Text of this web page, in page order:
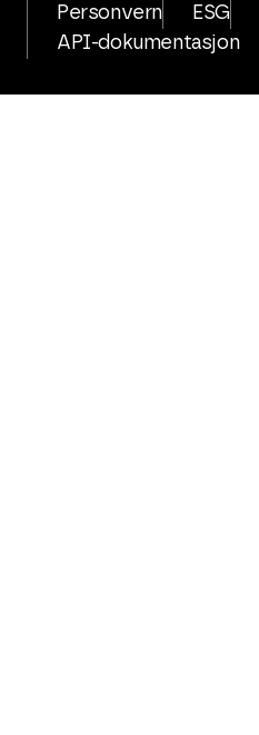
Personvern
ESG
API-dokumentasjon